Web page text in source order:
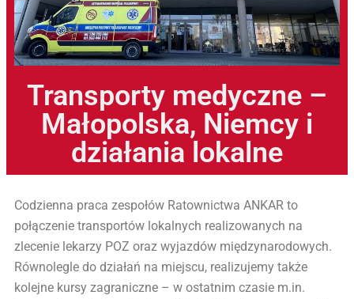
Transporty medyczne –
Małopolska, Niemcy i
działania lokalne
Codzienna praca zespołów Ratownictwa ANKAR to
połączenie transportów lokalnych realizowanych na
zlecenie lekarzy POZ oraz wyjazdów międzynarodowych.
Równolegle do działań na miejscu, realizujemy także
kolejne kursy zagraniczne – w ostatnim czasie m.in.